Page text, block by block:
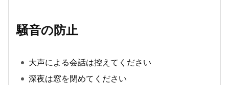
騒音の防止
大声による会話は控えてください
深夜は窓を閉めてください